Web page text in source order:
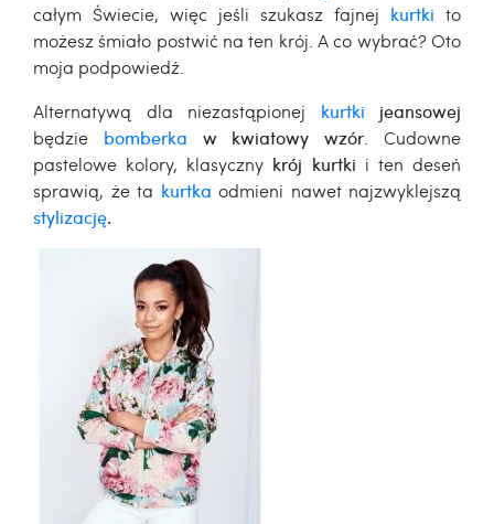
całym Świecie, więc jeśli szukasz fajnej kurtki to
możesz śmiało postwić na ten krój. A co wybrać? Oto
moja podpowiedź.
Alternatywą dla niezastąpionej kurtki jeansowej
będzie bomberka w kwiatowy wzór . Cudowne
pastelowe kolory, klasyczny krój kurtki i ten deseń
sprawią, że ta kurtka odmieni nawet najzwyklejszą
stylizację.